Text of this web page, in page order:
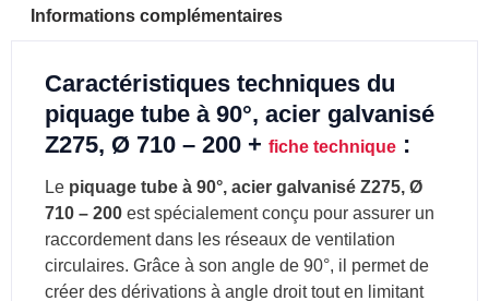
Informations complémentaires
Caractéristiques techniques du
piquage tube à 90°, acier galvanisé
Z275, Ø 710 – 200 + fiche technique :
Le piquage tube à 90°, acier galvanisé Z275, Ø
710 – 200 est spécialement conçu pour assurer un
raccordement dans les réseaux de ventilation
circulaires. Grâce à son angle de 90°, il permet de
créer des dérivations à angle droit tout en limitant